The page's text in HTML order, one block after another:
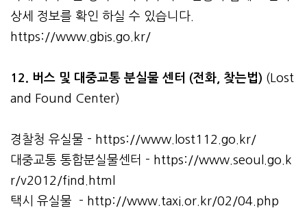
상세 정보를 확인 하실 수 있습니다.
https://www.gbis.go.kr/
12. 버스 및 대중교통 분실물 센터 (전화, 찾는법) (Lost
and Found Center)
경찰청 유실물 - https://www.lost112.go.kr/
대중교통 통합분실물센터 - https://www.seoul.go.k
r/v2012/find.html
택시 유실물 - http://www.taxi.or.kr/02/04.php